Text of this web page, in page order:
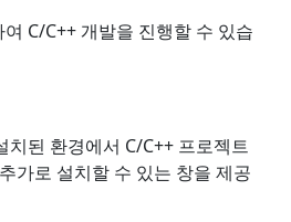
C/C++ 개발을 진행할 수 있습
된 환경에서 C/C++ 프로젝트
가로 설치할 수 있는 창을 제공